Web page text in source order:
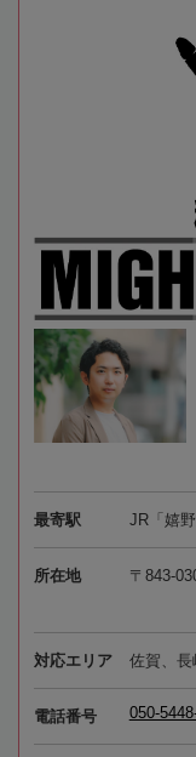
最寄駅 JR「嬉
所在地 〒843-
対応エリア 佐賀、長
電話番号 050-